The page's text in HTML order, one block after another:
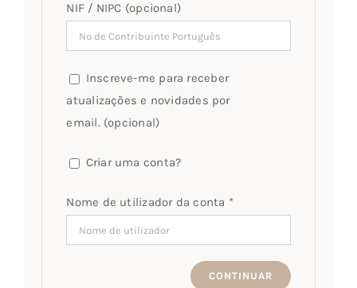
NIF / NIPC (opcional)
Inscreve-me para receber
atualizações e novidades por
email. (opcional)
Criar uma conta?
Nome de utilizador da conta *
CONTINUAR